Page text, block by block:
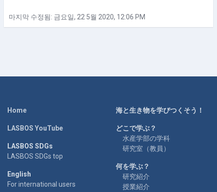
마지막 수정됨: 금요일, 22 5월 2020, 12:06 PM
Home
LASBOS YouTube
LASBOS SDGs
LASBOS SDGs top
English
For international users
海と生き物を学びつくそう！
どこで学ぶ？
水産学部の学科
研究室（教員）
何を学ぶ？
研究紹介
授業紹介